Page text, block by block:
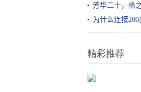
芳华二十，格
为什么连接
精彩推荐
买奶茶时，服